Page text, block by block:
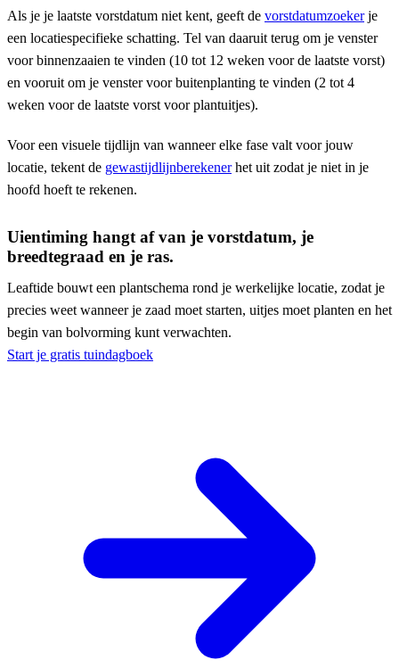
Als je je laatste vorstdatum niet kent, geeft de vorstdatumzoekerje
een locatiespecifieke schatting. Tel van daaruit terug om je venster
voor binnenzaaien te vinden (10 tot 12 weken voor de laatste vorst)
en vooruit om je venster voor buitenplanting te vinden (2 tot 4
weken voor de laatste vorst voor plantuitjes).
Voor een visuele tijdlijn van wanneer elke fase valt voor jouw
locatie, tekent de gewastijdlijnberekenerhet uit zodat je niet in je
hoofd hoeft te rekenen.
Uientiming hangt af van je vorstdatum, je
breedtegraad en je ras.
Leaftide bouwt een plantschema rond je werkelijke locatie, zodat je
precies weet wanneer je zaad moet starten, uitjes moet planten en het
begin van bolvorming kunt verwachten.
Start je gratis tuindagboek